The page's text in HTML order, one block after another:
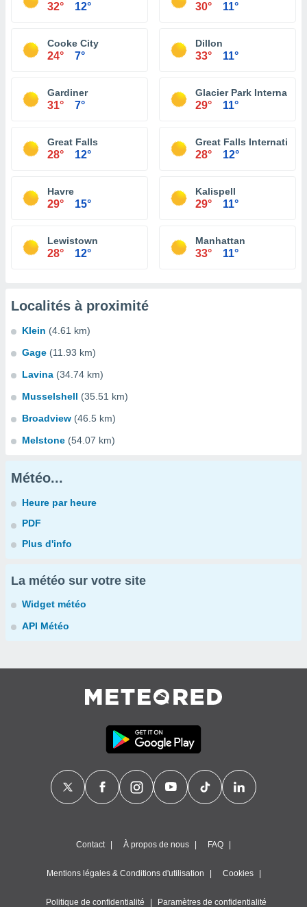
32° 12° 30° 11°
Cooke City
24° 7°
Dillon
33° 11°
Gardiner
31° 7°
Glacier Park
29° 11°
Great Falls
28° 12°
Great Falls
28° 12°
Havre
29° 15°
Kalispell
29° 11°
Lewistown
28° 12°
Manhattan
33° 11°
Localités à proximité
Klein (4.61 km)
Gage (11.93 km)
Lavina (34.74 km)
Musselshell (35.51 km)
Broadview (46.5 km)
Melstone (54.07 km)
Météo...
Heure par heure
PDF
Plus d'info
La météo sur votre site
Widget météo
API Météo
Contact À propos de nous FAQ
Mentions légales & Conditions d'utilisation Cookies
Politique de confidentialité Paramètres de confidentialité